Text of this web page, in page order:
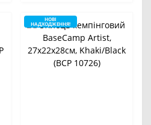
НОВІ
НАДХОДЖЕННЯ!